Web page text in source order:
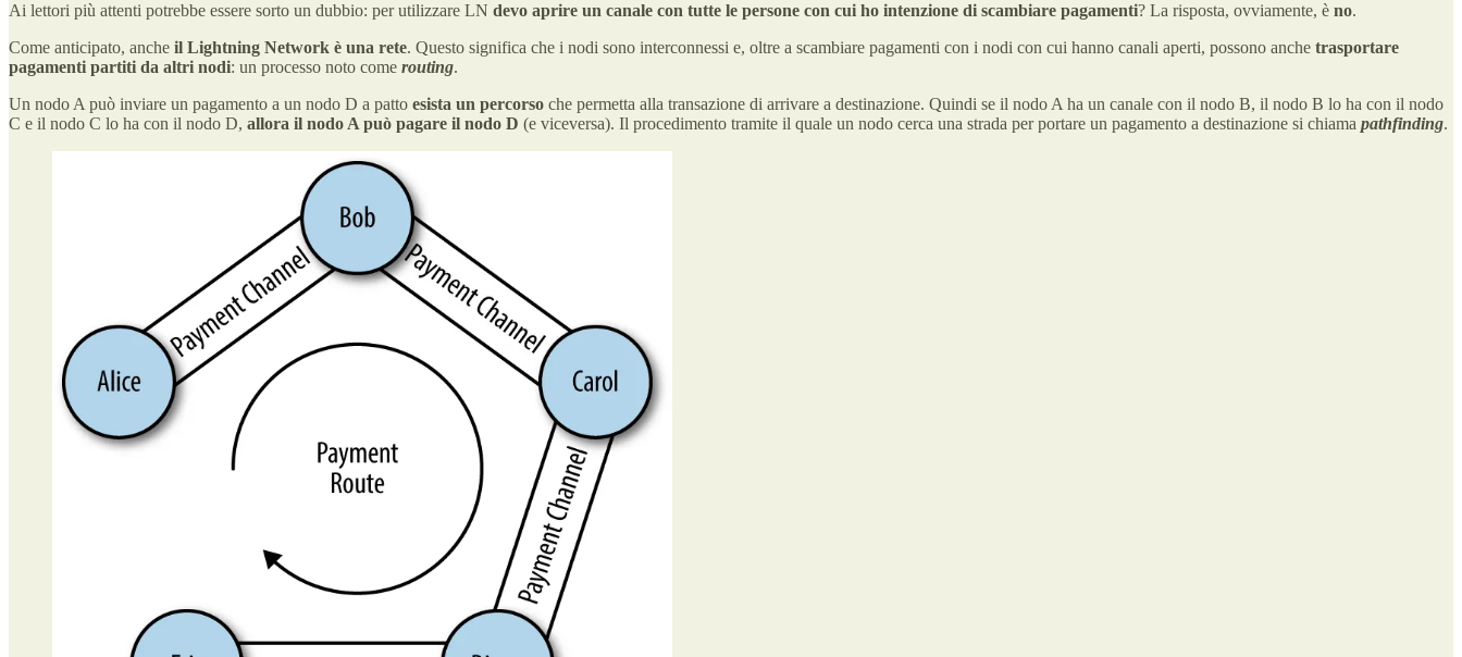
Ai lettori più attenti potrebbe essere sorto un dubbio: per utilizzare LN devo aprire un canale con tutte le persone con cui ho intenzione di scambiare pagamenti? La risposta, ovviamente, è no.
Come anticipato, anche il Lightning Network è una rete. Questo significa che i nodi sono interconnessi e, oltre a scambiare pagamenti con i nodi con cui hanno canali aperti, possono anche trasportare
pagamenti partiti da altri nodi: un processo noto come routing.
Un nodo A può inviare un pagamento a un nodo D a patto esista un percorso che permetta alla transazione di arrivare a destinazione. Quindi se il nodo A ha un canale con il nodo B, il nodo B lo ha con il nodo
C e il nodo C lo ha con il nodo D, allora il nodo A può pagare il nodo D (e viceversa). Il procedimento tramite il quale un nodo cerca una strada per portare un pagamento a destinazione si chiama pathfinding.